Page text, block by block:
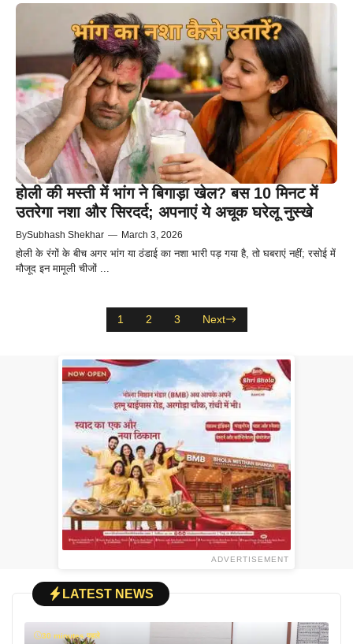
होली की मस्ती में भांग ने बिगाड़ा खेल? बस 10 मिनट में
उतरेगा नशा और सिरदर्द; अपनाएं ये अचूक घरेलू नुस्खे
BySubhash Shekhar — March 3, 2026
होली के रंगों के बीच अगर भांग या ठंडाई का नशा भारी पड़ गया है, तो घबराएं नहीं; रसोई में
मौजूद इन मामूली चीजों ...
1 2 3 Next
ADVERTISEMENT
LATEST NEWS
30 minutes पहले